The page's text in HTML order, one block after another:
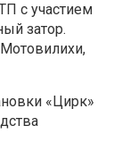
с участием
затор.
«Цирк»